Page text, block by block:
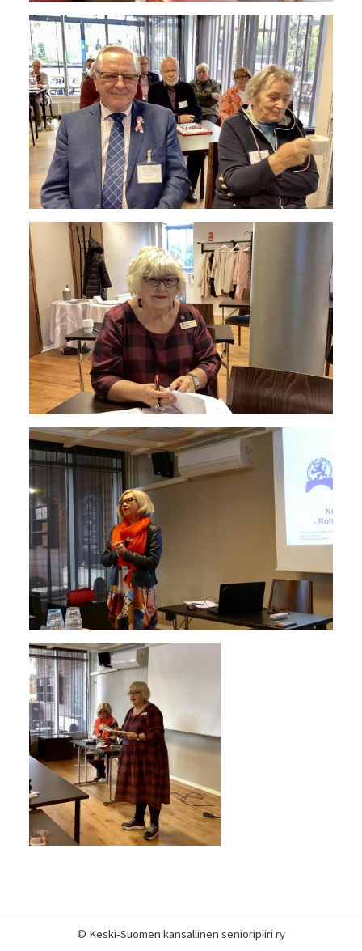
© Keski-Suomen kansallinen senioripiiri ry